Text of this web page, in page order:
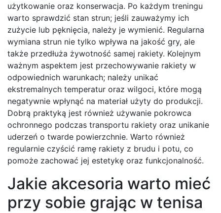
użytkowanie oraz konserwacja. Po każdym treningu
warto sprawdzić stan strun; jeśli zauważymy ich
zużycie lub pęknięcia, należy je wymienić. Regularna
wymiana strun nie tylko wpływa na jakość gry, ale
także przedłuża żywotność samej rakiety. Kolejnym
ważnym aspektem jest przechowywanie rakiety w
odpowiednich warunkach; należy unikać
ekstremalnych temperatur oraz wilgoci, które mogą
negatywnie wpłynąć na materiał użyty do produkcji.
Dobrą praktyką jest również używanie pokrowca
ochronnego podczas transportu rakiety oraz unikanie
uderzeń o twarde powierzchnie. Warto również
regularnie czyścić ramę rakiety z brudu i potu, co
pomoże zachować jej estetykę oraz funkcjonalność.
Jakie akcesoria warto mieć
przy sobie grając w tenisa